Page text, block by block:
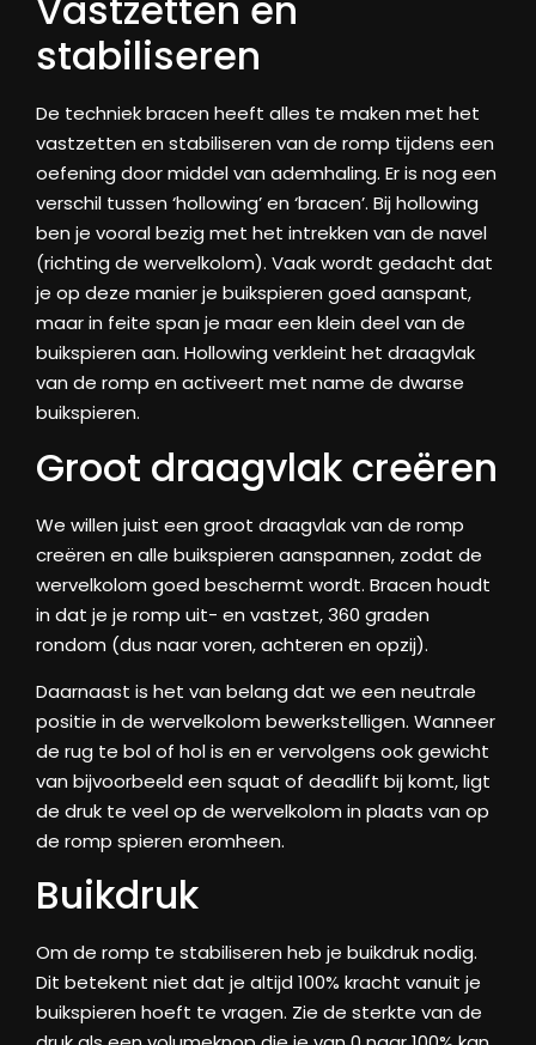
stabiliseren
De techniek bracen heeft alles te maken met het
vastzetten en stabiliseren van de romp tijdens een
oefening door middel van ademhaling. Er is nog een
verschil tussen ‘hollowing’ en ‘bracen’. Bij hollowing
ben je vooral bezig met het intrekken van de navel
(richting de wervelkolom). Vaak wordt gedacht dat
je op deze manier je buikspieren goed aanspant,
maar in feite span je maar een klein deel van de
buikspieren aan. Hollowing verkleint het draagvlak
van de romp en activeert met name de dwarse
buikspieren.
Groot draagvlak creëren
We willen juist een groot draagvlak van de romp
creëren en alle buikspieren aanspannen, zodat de
wervelkolom goed beschermt wordt. Bracen houdt
in dat je je romp uit- en vastzet, 360 graden
rondom (dus naar voren, achteren en opzij).
Daarnaast is het van belang dat we een neutrale
positie in de wervelkolom bewerkstelligen. Wanneer
de rug te bol of hol is en er vervolgens ook gewicht
van bijvoorbeeld een squat of deadlift bij komt, ligt
de druk te veel op de wervelkolom in plaats van op
de romp spieren eromheen.
Buikdruk
Om de romp te stabiliseren heb je buikdruk nodig.
Dit betekent niet dat je altijd 100% kracht vanuit je
buikspieren hoeft te vragen. Zie de sterkte van de